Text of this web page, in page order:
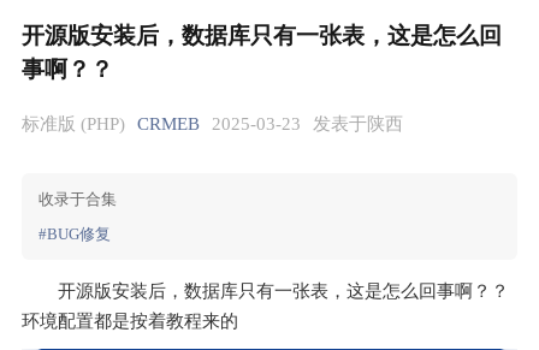
开源版安装后，数据库只有一张表，这是怎么回
事啊？？
标准版 (PHP) CRMEB 2025-03-23 发表于陕西
收录于合集
#BUG修复
开源版安装后，数据库只有一张表，这是怎么回事啊？？
环境配置都是按着教程来的